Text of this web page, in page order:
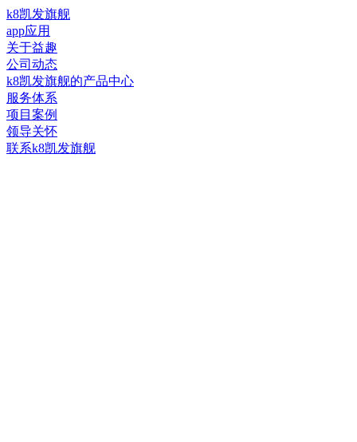
k8凯发旗舰
app应用
关于益趣
公司动态
k8凯发旗舰的产品中心
服务体系
项目案例
领导关怀
联系k8凯发旗舰